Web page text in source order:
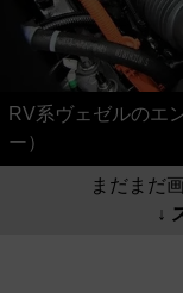
RV系ヴェゼルのエ
ー）
まだまだ
↓